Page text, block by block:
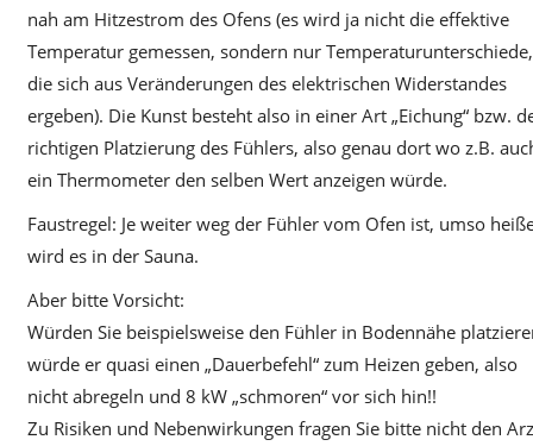
nah am Hitzestrom des Ofens (es wird ja nicht die effektive
Temperatur gemessen, sondern nur Temperaturunterschiede,
die sich aus Veränderungen des elektrischen Widerstandes
ergeben). Die Kunst besteht also in einer Art „Eichung“ bzw.
richtigen Platzierung des Fühlers, also genau dort wo z.B.
ein Thermometer den selben Wert anzeigen würde.
Faustregel: Je weiter weg der Fühler vom Ofen ist, umso
wird es in der Sauna.
Aber bitte Vorsicht:
Würden Sie beispielsweise den Fühler in Bodennähe
würde er quasi einen „Dauerbefehl“ zum Heizen geben, also
nicht abregeln und 8 kW „schmoren“ vor sich hin!!
Zu Risiken und Nebenwirkungen fragen Sie bitte nicht den